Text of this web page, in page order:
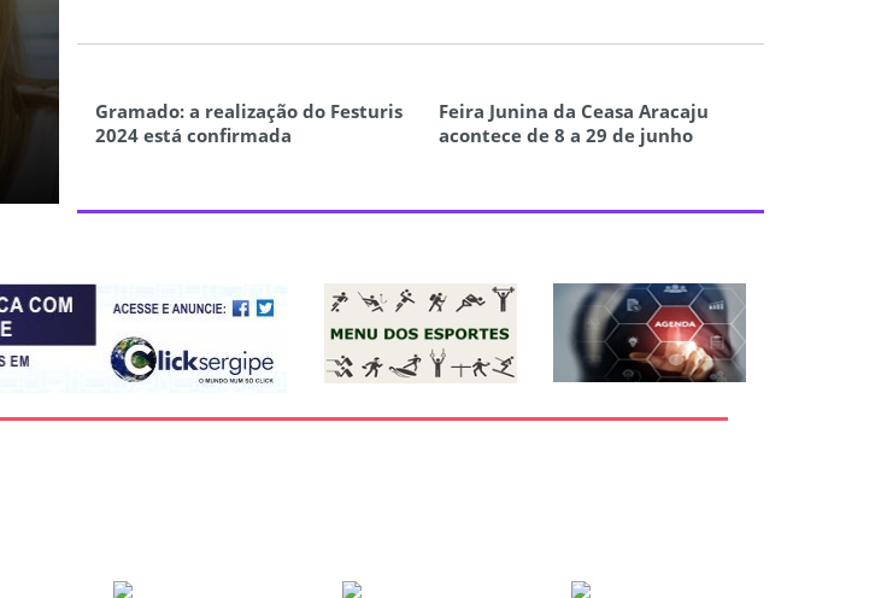
Gramado: a realização do Festuris
2024 está confirmada
Feira Junina da Ceasa Aracaju
acontece de 8 a 29 de junho